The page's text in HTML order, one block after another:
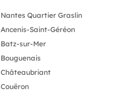
Nantes Quartier Graslin
Ancenis-Saint-Géréon
Batz-sur-Mer
Bouguenais
Châteaubriant
Couëron